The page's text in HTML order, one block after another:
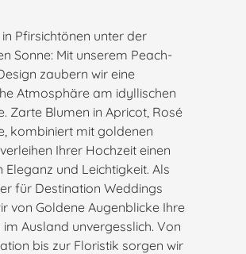
in Pfirsichtönen unter der
Sonne: Mit unserem Peach-
zaubern wir eine
Atmosphäre am idyllischen
Zarte Blumen in Apricot, Rosé
kombiniert mit goldenen
Ihrer Hochzeit einen
Eleganz und Leichtigkeit. Als
für Destination Weddings
von Goldene Augenblicke Ihre
im Ausland unvergesslich. Von
bis zur Floristik sorgen wir